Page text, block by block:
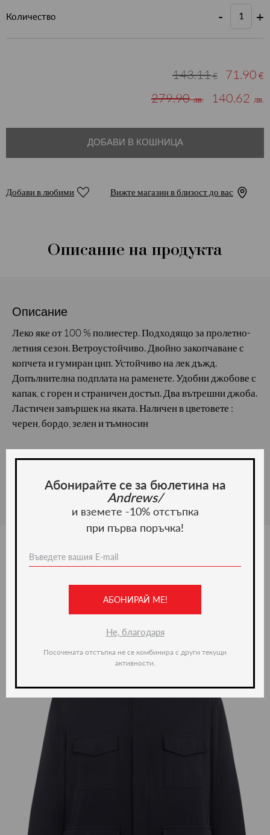
Количество - +
143.11€ 71.90 €
279.90лв. 140.62 лв.
ДОБАВИ В КОШНИЦА
Добави в любими Вижте магазин в близост до вас
Описание на продукта
Описание
Леко яке от 100 % полиестер. Подходящо за пролетно-
летния сезон. Ветроустойчиво. Двойно закопчаване с
копчета и гумиран цип. Устойчиво на лек дъжд.
Допълнителна подплата на раменете. Удобни джобове с
капак, с горен и страничен достъп. Два вътрешни джоба.
Ластичен завършек на яката. Наличен в цветовете :
черен, бордо, зелен и тъмносин
Материал и грижа
Абонирайте се за бюлетина на
Andrews/
и вземете -10% отстъпка
при първа поръчка!
АБОНИРАЙ МЕ!
Не, благодаря
Посочената отстъпка не се комбинира с други текущи
активности.